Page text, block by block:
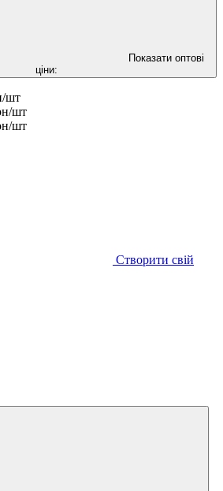
Показати оптові
ціни:
шт
шт
шт
Створити свій